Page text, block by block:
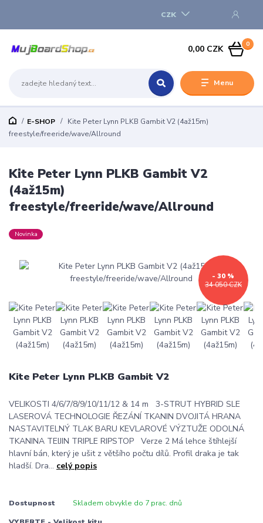
Menu
CZK
0
0,00 CZK
E-SHOP
Kite Peter Lynn PLKB Gambit V2 (4až15m)
freestyle/freeride/wave/Allround
Kite Peter Lynn PLKB Gambit V2
(4až15m)
freestyle/freeride/wave/Allround
Novinka
34 050 CZK
- 30 %
Kite Peter Lynn PLKB Gambit V2
VELIKOSTI 4/6/7/8/9/10/11/12 & 14 m 3-STRUT HYBRID SLE
LASEROVÁ TECHNOLOGIE ŘEZÁNÍ TKANIN DVOJITÁ HRANA
NASTAVITELNÝ TLAK BARU KEVLAROVÉ VÝZTUŽE ODOLNÁ
TKANINA TEIJIN TRIPLE RIPSTOP Verze 2 Má lehce štíhlejší
hlavní bán, který je ušit z většího počtu dílů. Profil draka je tak
hladší. Dra... celý popis
Dostupnost Skladem obvykle do 7 prac. dnů